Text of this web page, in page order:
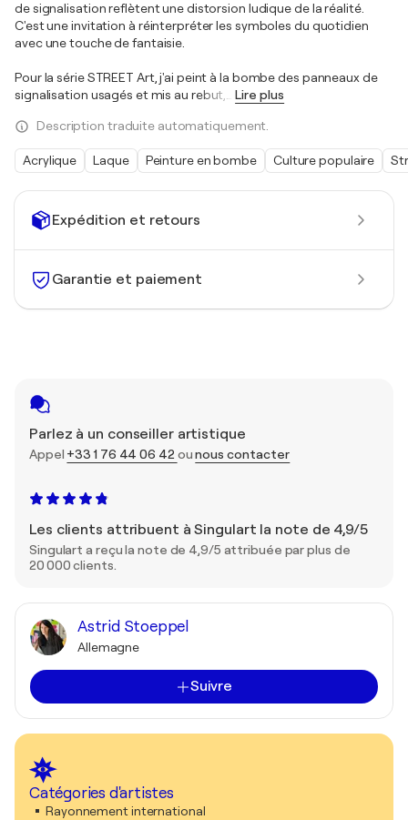
Expédition et retours
Garantie et paiement
Parlez à un conseiller artistique
Appel +33 1 76 44 06 42ounous contacter
Les clients attribuent à Singulart la note de 4,9/5
Singulart a reçu la note de 4,9/5 attribuée par plus de
20 000 clients.
Astrid Stoeppel
Allemagne
Suivre
Catégories d'artistes
Rayonnement international
de signalisation reflètent une distorsion ludique de la réalité.
C'est une invitation à réinterpréter les symboles du quotidien
avec une touche de fantaisie.
Pour la série STREET Art, j'ai peint à la bombe des panneaux de
signalisation usagés et mis au rebut,… Lire plus
Description traduite automatiquement.
Acrylique Laque Peinture en bombe Culture populaire